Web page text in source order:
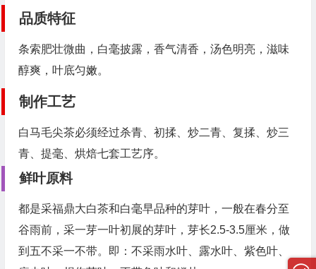
品质特征
条索肥壮微曲，白毫披露，香气清香，汤色明亮，滋味
醇爽，叶底匀嫩。
制作工艺
白马毛尖茶必须经过杀青、初揉、炒二青、复揉、炒三
青、提毫、烘焙七套工艺序。
鲜叶原料
都是采福鼎大白茶和白毫早品种的芽叶，一般在春分至
谷雨前，采一芽一叶初展的芽叶，芽长2.5-3.5厘米，做
到五不采一不带。即：不采雨水叶、露水叶、紫色叶、